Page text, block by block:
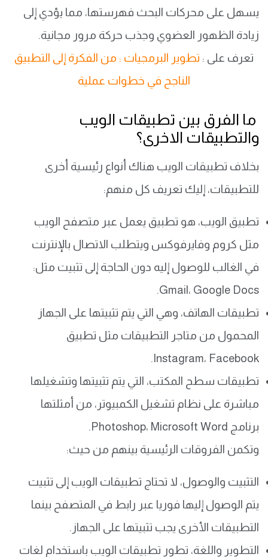
يسهل على محركات البحث فهرستها، مما يؤدي إلى
زيادة الظهور العضوي وجذب حركة مرور مجانية.
تعرف على : تطوير البرمجيات : من الفكرة إلى التطبيق
الناجح في خطوات عملية
​ما الفرق بين تطبيقات الويب
والتطبيقات الاخرى؟
بخلاف تطبيقات الويب هناك أنواع رئيسية أخرى
للتطبيقات، إليك تعريف كل منهم:
تطبيق الويب، هو تطبيق يعمل عبر متصفح الويب
مثل كروم وفايرفوكس ويتطلب الاتصال بالإنترنت
في الغالب للوصول إليه دون الحاجة إلى تثبيت مثل:
Gmail، Google Docs.
تطبيقات الهاتف، وهي التي يتم تثبيتها على الجهاز
المحمول من متاجر التطبيقات مثل تطبيق
Instagram، Facebook.
تطبيقات سطح المكتب، التي يتم تثبيتها وتشغيلها
مباشرة على نظام تشغيل الكمبيوتر، من أمثلتها
برنامج Photoshop، Microsoft Word.
وتكمن الفروقات الرئيسية بينهم من حيث:
التثبيت والوصول، لا تحتاج تطبيقات الويب إلى تثبيت
يتم الوصول إليها فوريا عبر رابط في المتصفح بينما
التطبيقات الأخرى يجب تثبيتها على الجهاز.
التطوير واللغة، تطور تطبيقات الويب باستخدام لغات